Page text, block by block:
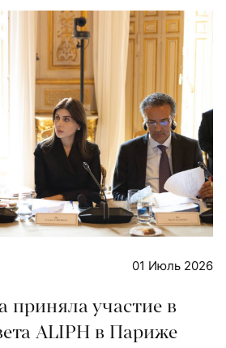
01 Июль 2026
приняла участие в
ALIPH в Париже